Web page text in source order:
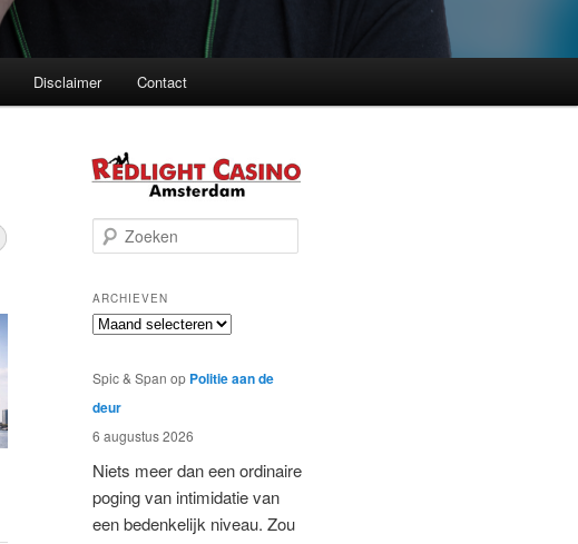
Disclaimer Contact
o
k
e
n
ARCHIEVEN
Archieven
Spic & Span op Politie aan de
deur
6 augustus 2026
Niets meer dan een ordinaire
poging van intimidatie van
een bedenkelijk niveau. Zou